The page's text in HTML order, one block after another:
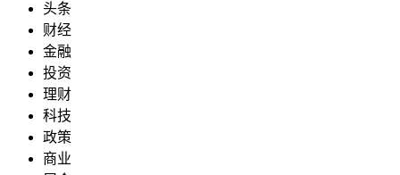
头条
财经
金融
投资
理财
科技
政策
商业